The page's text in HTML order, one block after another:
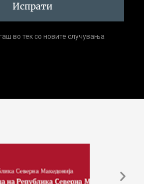
Испрати
во тек со новите случувања